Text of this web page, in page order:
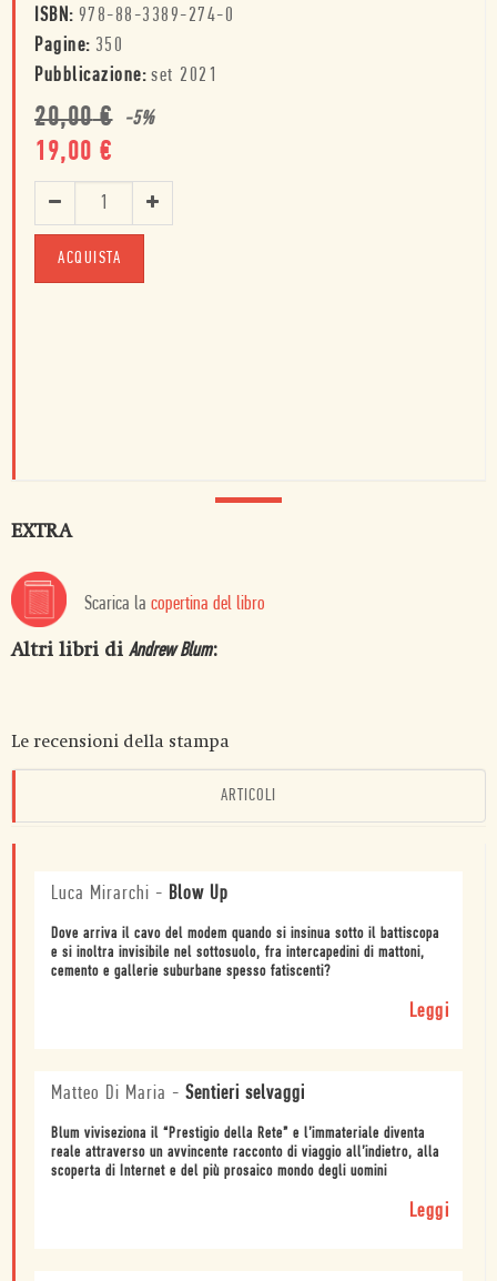
ISBN: 978-88-3389-274-0
Pagine: 350
Pubblicazione: set 2021
20,00€ -5%
19,00 €
ACQUISTA
EXTRA
Scarica la copertina del libro
Altri libri di Andrew Blum:
Le recensioni della stampa
ARTICOLI
Luca Mirarchi - Blow Up
Dove arriva il cavo del modem quando si insinua sotto il battiscopa
e si inoltra invisibile nel sottosuolo, fra intercapedini di mattoni,
cemento e gallerie suburbane spesso fatiscenti?
Leggi
Matteo Di Maria - Sentieri selvaggi
Blum viviseziona il “Prestigio della Rete” e l’immateriale diventa
reale attraverso un avvincente racconto di viaggio all’indietro, alla
scoperta di Internet e del più prosaico mondo degli uomini
Leggi